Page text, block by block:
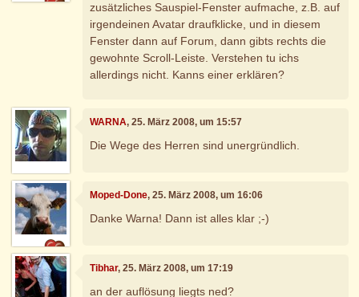
zusätzliches Sauspiel-Fenster aufmache, z.B. auf
irgendeinen Avatar draufklicke, und in diesem
Fenster dann auf Forum, dann gibts rechts die
gewohnte Scroll-Leiste. Verstehen tu ichs
allerdings nicht. Kanns einer erklären?
WARNA, 25. März 2008, um 15:57
Die Wege des Herren sind unergründlich.
Moped-Done, 25. März 2008, um 16:06
Danke Warna! Dann ist alles klar ;-)
Tibhar, 25. März 2008, um 17:19
an der auflösung liegts ned?